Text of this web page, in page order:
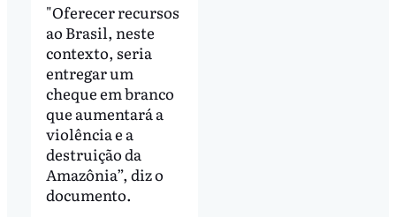
"Oferecer recursos
ao Brasil, neste
contexto, seria
entregar um
cheque em branco
que aumentará a
violência e a
destruição da
Amazônia”, diz o
documento.